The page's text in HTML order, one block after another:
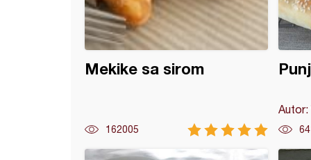
Mekike sa sirom
162005
Autor: